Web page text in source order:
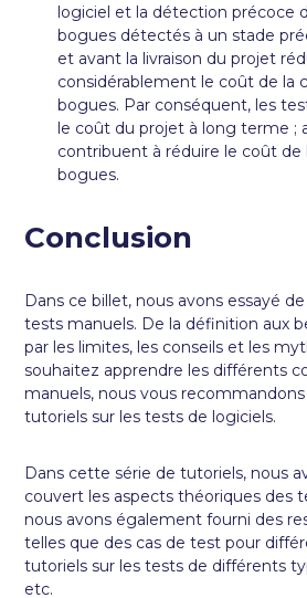
logiciel et la détection précoce
bogues détectés à un stade
et avant la livraison du projet
considérablement le coût de la
bogues. Par conséquent, les
le coût du projet à long terme ;
contribuent à réduire le coût de
bogues.
Conclusion
Dans ce billet, nous avons essayé
tests manuels. De la définition aux
par les limites, les conseils et les
souhaitez apprendre les différents
manuels, nous vous
tutoriels sur les tests de logiciels.
Dans cette série de tutoriels, nous
couvert les aspects théoriques des
nous avons également fourni des
telles que des cas de test pour
tutoriels sur les tests de différents
etc.